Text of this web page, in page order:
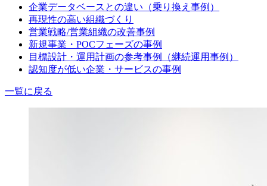
企業データベースとの違い（乗り換え事例）
再現性の高い組織づくり
営業戦略/営業組織の改善事例
新規事業・POCフェーズの事例
目標設計・運用計画の参考事例（継続運用事例）
認知度が低い企業・サービスの事例
一覧に戻る